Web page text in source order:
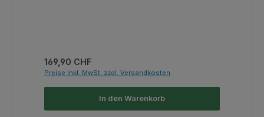
Regulärer Preis:
169,90 CHF
Preise inkl. MwSt. zzgl. Versandkosten
In den Warenkorb